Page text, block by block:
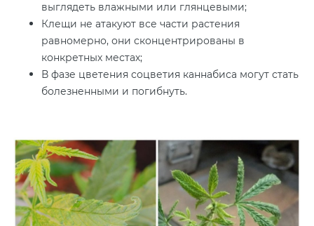
выглядеть влажными или глянцевыми;
Клещи не атакуют все части растения
равномерно, они сконцентрированы в
конкретных местах;
В фазе цветения соцветия каннабиса могут стать
болезненными и погибнуть.